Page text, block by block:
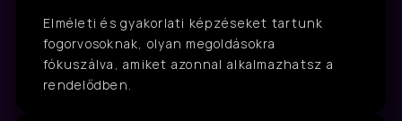
Elméleti és gyakorlati képzéseket tartunk
fogorvosoknak, olyan megoldásokra
fókuszálva, amiket azonnal alkalmazhatsz a
rendelődben.